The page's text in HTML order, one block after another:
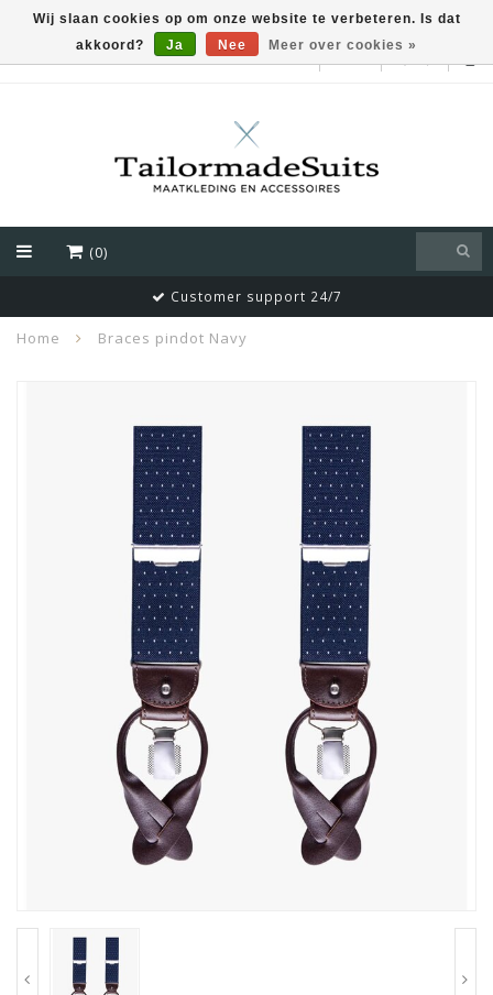
EUR
(0)
Customer support 24/7
Home Braces pindot Navy
Wij slaan cookies op om onze website te verbeteren. Is dat
akkoord?
Ja Nee Meer over cookies »